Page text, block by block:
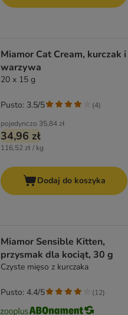
Miamor Cat Cream, kurczak i
warzywa
20 x 15 g
pojedynczo 35,84 zł
34,96 zł
116,52 zł / kg
Pusto: 3.5/5 (4)
Dodaj do koszyka
Miamor Sensible Kitten,
przysmak dla kociąt, 30 g
Czyste mięso z kurczaka
Pusto: 4.4/5 (12)